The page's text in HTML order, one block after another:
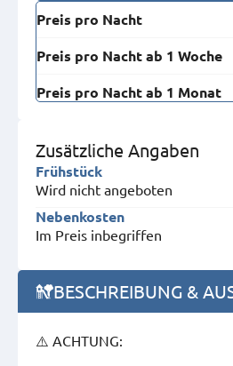
Preis pro Nacht
Preis pro Nacht ab 1 Woche
Preis pro Nacht ab 1 Monat
Zusätzliche Angaben
Frühstück
Wird nicht angeboten
Nebenkosten
Im Preis inbegriffen
BESCHREIBUNG &
⚠️ ACHTUNG: